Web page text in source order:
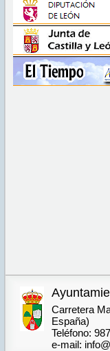
Carretera
España)
Teléfono:
e-mail: